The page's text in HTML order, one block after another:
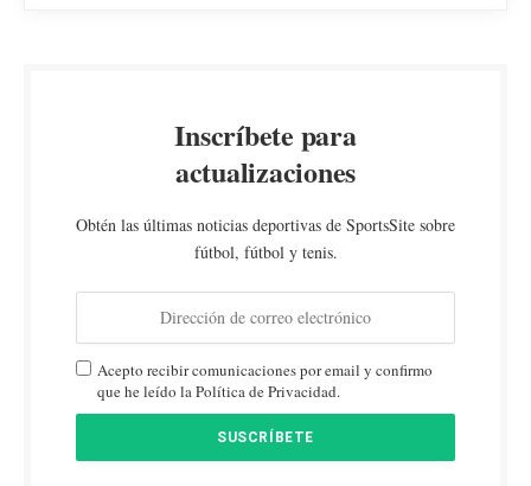
Inscríbete para
actualizaciones
Obtén las últimas noticias deportivas de SportsSite sobre
fútbol, fútbol y tenis.
Acepto recibir comunicaciones por email y confirmo
que he leído la Política de Privacidad.